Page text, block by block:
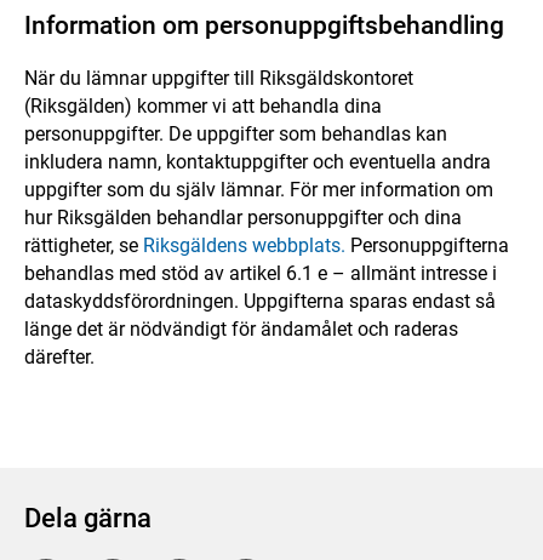
Information om personuppgiftsbehandling
När du lämnar uppgifter till Riksgäldskontoret
(Riksgälden) kommer vi att behandla dina
personuppgifter. De uppgifter som behandlas kan
inkludera namn, kontaktuppgifter och eventuella andra
uppgifter som du själv lämnar. För mer information om
hur Riksgälden behandlar personuppgifter och dina
rättigheter, se Riksgäldens webbplats. Personuppgifterna
behandlas med stöd av artikel 6.1 e – allmänt intresse i
dataskyddsförordningen. Uppgifterna sparas endast så
länge det är nödvändigt för ändamålet och raderas
därefter.
Dela gärna